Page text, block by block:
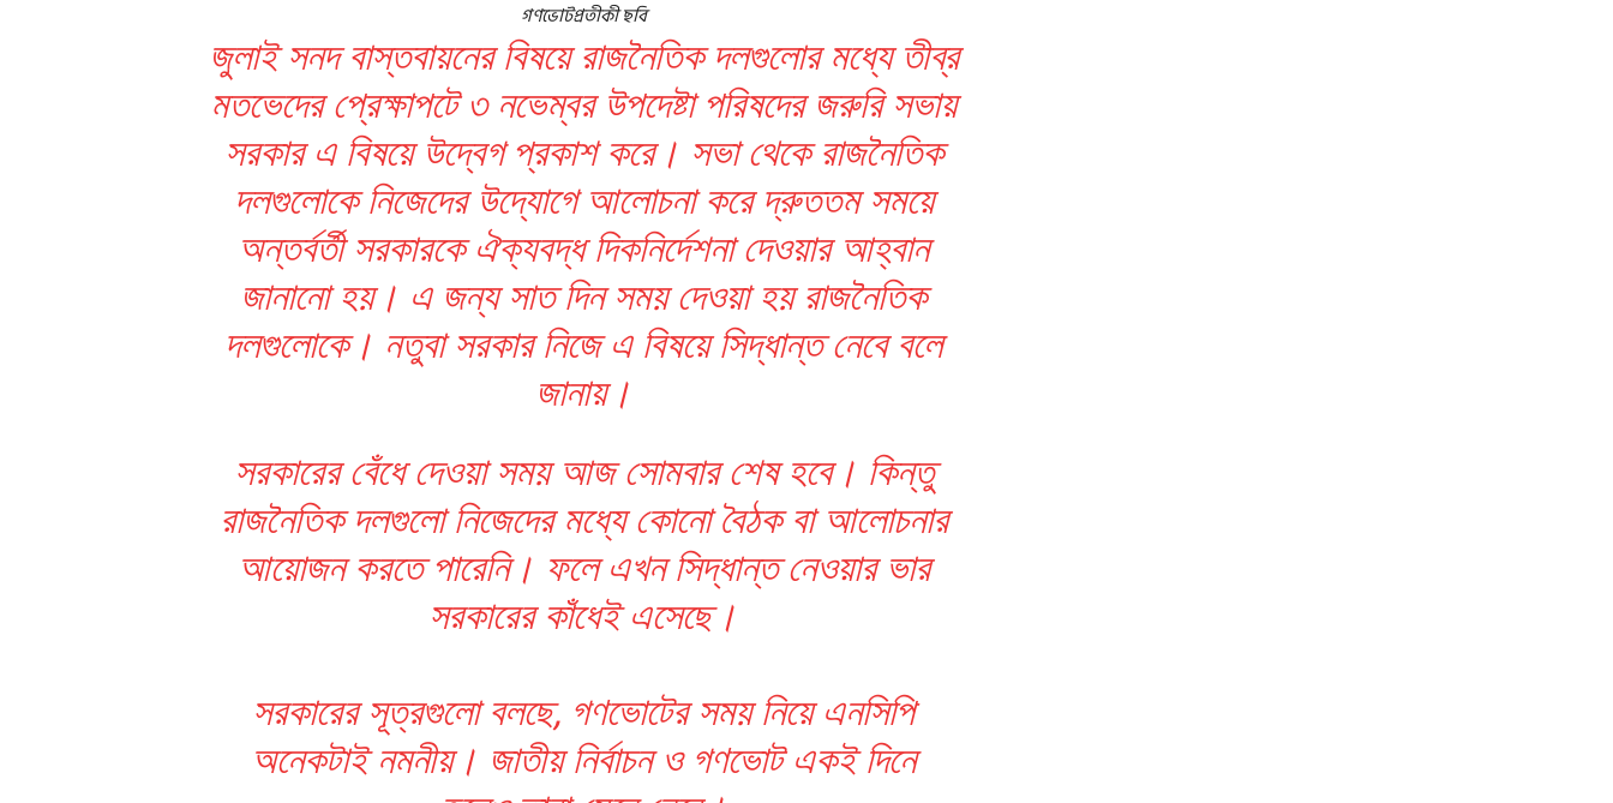
গণভোটপ্রতীকী ছবি
জুলাই সনদ বাস্তবায়নের বিষয়ে রাজনৈতিক দলগুলোর মধ্যে তীব্র
মতভেদের প্রেক্ষাপটে ৩ নভেম্বর উপদেষ্টা পরিষদের জরুরি সভায়
সরকার এ বিষয়ে উদ্বেগ প্রকাশ করে। সভা থেকে রাজনৈতিক
দলগুলোকে নিজেদের উদ্যোগে আলোচনা করে দ্রুততম সময়ে
অন্তর্বর্তী সরকারকে ঐক্যবদ্ধ দিকনির্দেশনা দেওয়ার আহ্বান
জানানো হয়। এ জন্য সাত দিন সময় দেওয়া হয় রাজনৈতিক
দলগুলোকে। নতুবা সরকার নিজে এ বিষয়ে সিদ্ধান্ত নেবে বলে
জানায়।
সরকারের বেঁধে দেওয়া সময় আজ সোমবার শেষ হবে। কিন্তু
রাজনৈতিক দলগুলো নিজেদের মধ্যে কোনো বৈঠক বা আলোচনার
আয়োজন করতে পারেনি। ফলে এখন সিদ্ধান্ত নেওয়ার ভার
সরকারের কাঁধেই এসেছে।
সরকারের সূত্রগুলো বলছে, গণভোটের সময় নিয়ে এনসিপি
অনেকটাই নমনীয়। জাতীয় নির্বাচন ও গণভোট একই দিনে